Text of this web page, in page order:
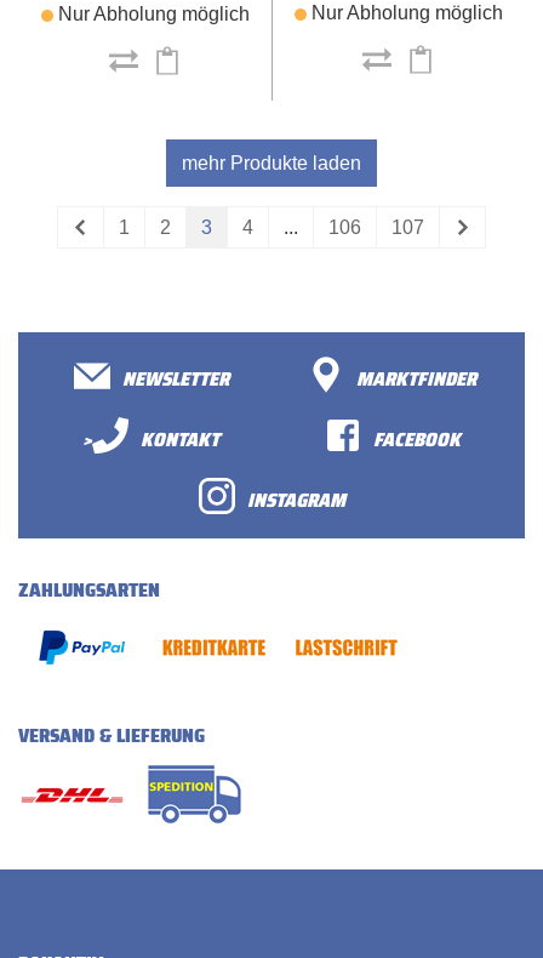
Nur Abholung möglich
Nur Abholung möglich
mehr Produkte laden
1 2 3 4 ... 106 107
NEWSLETTER
MARKTFINDER
>
KONTAKT
FACEBOOK
INSTAGRAM
ZAHLUNGSARTEN
VERSAND & LIEFERUNG